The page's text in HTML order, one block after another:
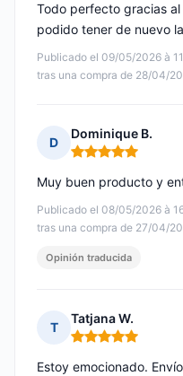
Publicado el 09/05/2026 à
tras una compra de 28/04/
Todo perfecto gracias
podido tener de nuevo
D
Dominique B.
Nota: 5 de 5
Publicado el 08/05/2026 à
tras una compra de 27/04/
Muy buen producto y
Opinión traducida
T
Tatjana W.
Nota: 5 de 5
Estoy emocionado.